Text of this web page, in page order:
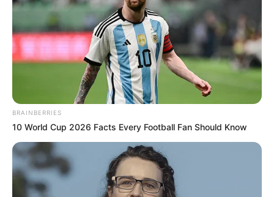
BRAINBERRIES
10 World Cup 2026 Facts Every Football Fan Should Know